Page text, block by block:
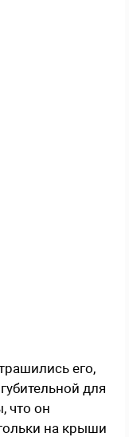
его,
для
что он
на крыши